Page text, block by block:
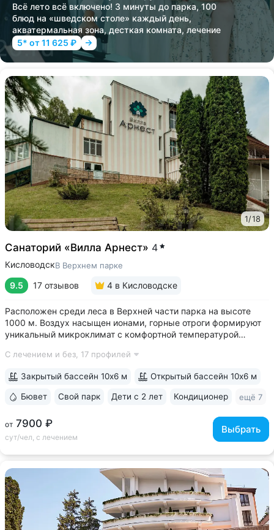
Всё лето всё включено! 3 минуты до парка, 100
блюд на «шведском столе» каждый день,
акватермальная зона, десткая комната, лечение
5* от 11 625 ₽
1/18
Санаторий «Вилла Арнест» 4
КисловодскВ Верхнем парке
9.5 17 отзывов 4 в Кисловодске
Расположен среди леса в Верхней части парка на высоте
1000 м. Воздух насыщен ионами, горные отроги формируют
уникальный микроклимат с комфортной температурой
№ 2Б Кисловодского парка • Один из лучших вариантов для
С лечением и без, 17 профилей
от 7900 ₽
сут/чел, с лечением
Выбрать
Закрытый бассейн 10х6 м Открытый бассейн 10х6 м
Бювет Свой парк Дети с 2 лет Кондиционер ещё 7